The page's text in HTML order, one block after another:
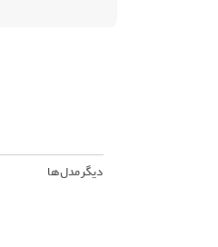
دیگر مدل‌ها